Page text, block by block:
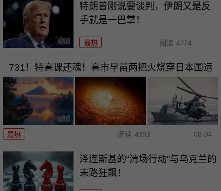
特朗普刚说要谈判，伊朗又是反
手就是一巴掌！
最热 阅读 4774
731！特高课还魂！高市早苗两把火烧穿日本国运
最热 阅读 4393 08-04
泽连斯基的“清场行动”与乌克兰的
末路狂飙！